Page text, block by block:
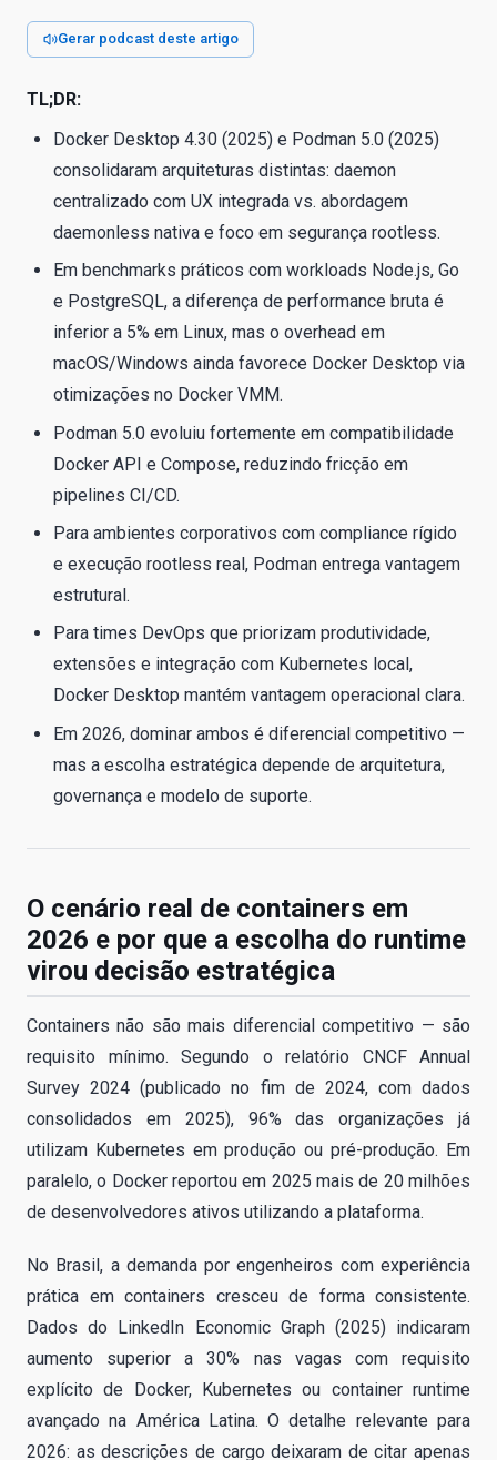
Gerar podcast deste artigo
TL;DR:
Docker Desktop 4.30 (2025) e Podman 5.0 (2025)
consolidaram arquiteturas distintas: daemon
centralizado com UX integrada vs. abordagem
daemonless nativa e foco em segurança rootless.
Em benchmarks práticos com workloads Node.js, Go
e PostgreSQL, a diferença de performance bruta é
inferior a 5% em Linux, mas o overhead em
macOS/Windows ainda favorece Docker Desktop via
otimizações no Docker VMM.
Podman 5.0 evoluiu fortemente em compatibilidade
Docker API e Compose, reduzindo fricção em
pipelines CI/CD.
Para ambientes corporativos com compliance rígido
e execução rootless real, Podman entrega vantagem
estrutural.
Para times DevOps que priorizam produtividade,
extensões e integração com Kubernetes local,
Docker Desktop mantém vantagem operacional clara.
Em 2026, dominar ambos é diferencial competitivo —
mas a escolha estratégica depende de arquitetura,
governança e modelo de suporte.
O cenário real de containers em
2026 e por que a escolha do runtime
virou decisão estratégica
Containers não são mais diferencial competitivo — são
requisito mínimo. Segundo o relatório CNCF Annual
Survey 2024 (publicado no fim de 2024, com dados
consolidados em 2025), 96% das organizações já
utilizam Kubernetes em produção ou pré-produção. Em
paralelo, o Docker reportou em 2025 mais de 20 milhões
de desenvolvedores ativos utilizando a plataforma.
No Brasil, a demanda por engenheiros com experiência
prática em containers cresceu de forma consistente.
Dados do LinkedIn Economic Graph (2025) indicaram
aumento superior a 30% nas vagas com requisito
explícito de Docker, Kubernetes ou container runtime
avançado na América Latina. O detalhe relevante para
2026: as descrições de cargo deixaram de citar apenas